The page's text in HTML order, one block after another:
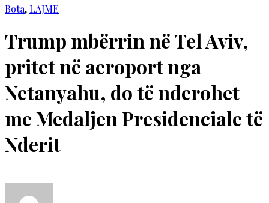
Bota,LAJME
Trump mbërrin në Tel Aviv,
pritet në aeroport nga
Netanyahu, do të nderohet
me Medaljen Presidenciale të
Nderit